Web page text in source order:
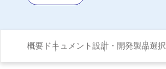
概要 ドキュメント設計・開発製品選択